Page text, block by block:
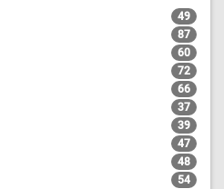
49
87
60
72
66
37
39
47
48
54